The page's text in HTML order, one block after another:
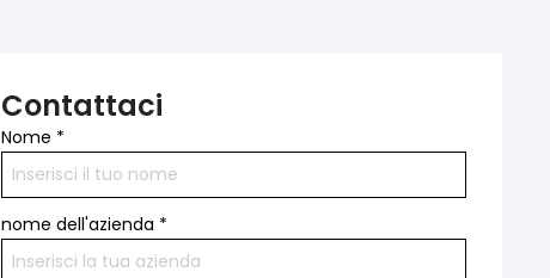
Contattaci
Nome *
nome dell'azienda *